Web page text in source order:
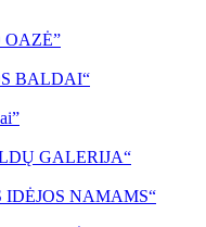
OAZĖ”
BALDAI“
GALERIJA“
IDĖJOS NAMAMS“